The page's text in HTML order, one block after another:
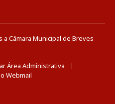
Câmara Municipal de Breves
Área Administrativa
Webmail